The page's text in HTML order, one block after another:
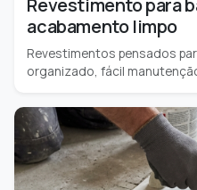
acabamento limpo
Revestimentos pensados
organizado, fácil